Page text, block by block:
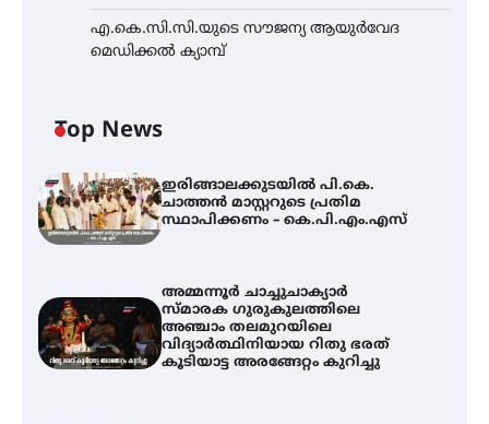
എ.കെ.സി.സി.യുടെ സൗജന്യ ആയുർവേദ
മെഡിക്കൽ ക്യാമ്പ്
Top News
ഇരിങ്ങാലക്കുടയിൽ പി.കെ.
ചാത്തൻ മാസ്റ്ററുടെ പ്രതിമ
സ്ഥാപിക്കണം – കെ.പി.എം.എസ്
അമ്മന്നൂർ ചാച്ചുചാക്യാർ
സ്മാരക ഗുരുകുലത്തിലെ
അഞ്ചാം തലമുറയിലെ
വിദ്യാർത്ഥിനിയായ റിതു ഭരത്
കൂടിയാട്ട അരങ്ങേറ്റം കുറിച്ചു